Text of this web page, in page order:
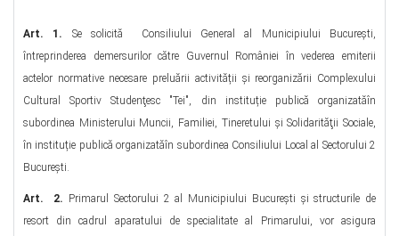
Art. 1. Se solicită Consiliului General al Municipiului București,
întreprinderea demersurilor către Guvernul României în vederea emiterii
actelor normative necesare preluării activității și reorganizării Complexului
Cultural Sportiv Studenţesc "Tei", din instituție publică organizatăîn
subordinea Ministerului Muncii, Familiei, Tineretului şi Solidarităţii Sociale,
în instituție publică organizatăîn subordinea Consiliului Local al Sectorului 2
București.
Art. 2.
Primarul Sectorului 2 al Municipiului București și structurile de
resort din cadrul aparatului de specialitate al Primarului, vor asigura